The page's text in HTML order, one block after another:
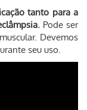
tanto para a
Pode ser
Devemos
seu uso.